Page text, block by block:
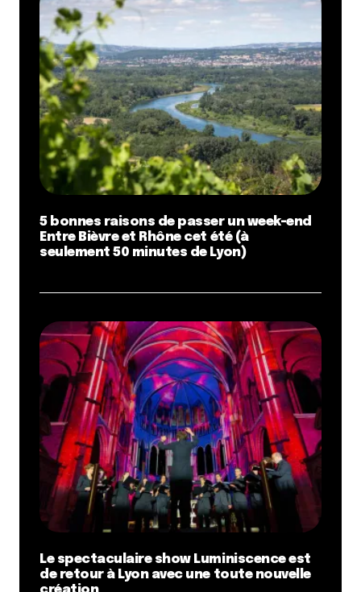
5 bonnes raisons de passer un week-end
Entre Bièvre et Rhône cet été (à
seulement 50 minutes de Lyon)
Le spectaculaire show Luminiscence est
de retour à Lyon avec une toute nouvelle